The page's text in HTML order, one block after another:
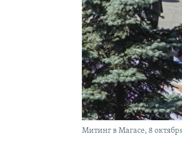
Митинг в Магасе, 8